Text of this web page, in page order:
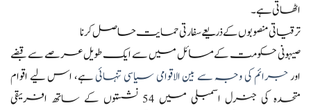
اٹھاتی ہے۔
ترقیاتی منصوبوں کے ذریعے سفارتی حمایت حاصل کرنا
صیہونی حکومت کے مسائل میں سے ایک طویل عرصے سے قبضے
اورجرائم کی وجہ سے بین الاقوامی سیاسی تنہائیہے، اس لیے اقوام
متحدہ کی جنرل اسمبلی میں 54 نشستوں کے ساتھ افریقی